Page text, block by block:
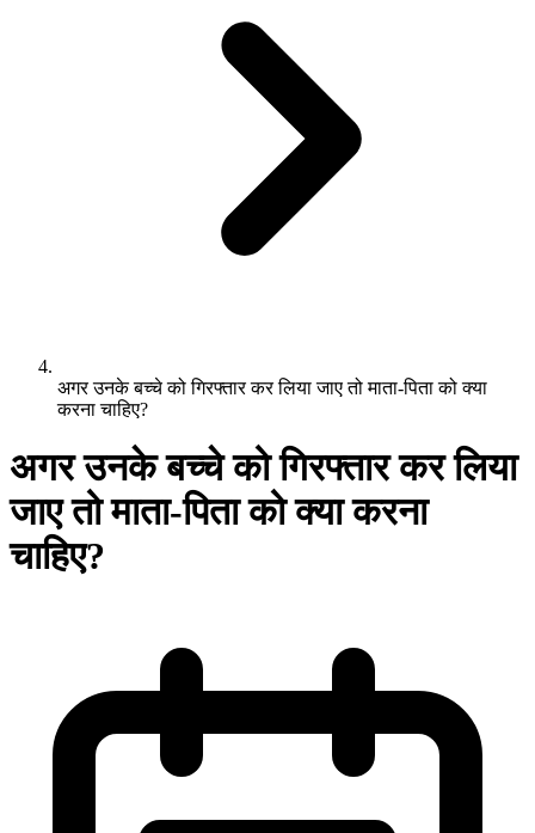
अगर उनके बच्चे को गिरफ्तार कर लिया जाए तो माता-पिता को क्या
करना चाहिए?
अगर उनके बच्चे को गिरफ्तार कर लिया
जाए तो माता-पिता को क्या करना
चाहिए?